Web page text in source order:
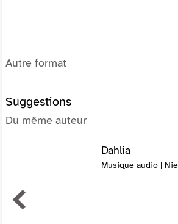
Autre format
Suggestions
Du même auteur
Dahlia
Musique audio |